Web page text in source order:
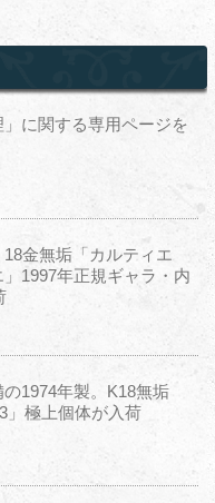
」に関する専用ページを
18金無垢「カルティエ
1997年正規ギャラ・内
の1974年製。K18無垢
」極上個体が入荷